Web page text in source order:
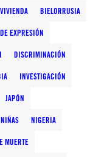
BIELORRUSIA
EXPRESIÓN
DISCRIMINACIÓN
INVESTIGACIÓN
JAPÓN
NIGERIA
MUERTE